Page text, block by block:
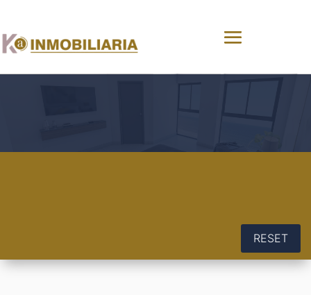
RESET